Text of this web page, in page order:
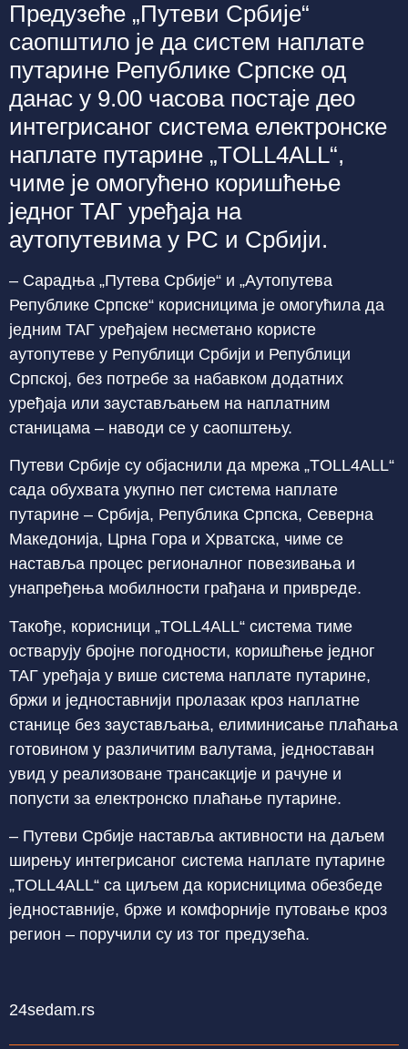
Предузеће „Путеви Србије“
саопштило је да систем наплате
путарине Републике Српске од
данас у 9.00 часова постаје део
интегрисаног система електронске
наплате путарине „TOLL4ALL“,
чиме је омогућено коришћење
једног ТАГ уређаја на
аутопутевима у РС и Србији.
– Сарадња „Путева Србије“ и „Аутопутева
Републике Српске“ корисницима је омогућила да
једним ТАГ уређајем несметано користе
аутопутеве у Републици Србији и Републици
Српској, без потребе за набавком додатних
уређаја или заустављањем на наплатним
станицама – наводи се у саопштењу.
Путеви Србије су објаснили да мрежа „TOLL4ALL“
сада обухвата укупно пет система наплате
путарине – Србија, Република Српска, Северна
Македонија, Црна Гора и Хрватска, чиме се
наставља процес регионалног повезивања и
унапређења мобилности грађана и привреде.
Такође, корисници „TOLL4ALL“ система тиме
остварују бројне погодности, коришћење једног
ТАГ уређаја у више система наплате путарине,
бржи и једноставнији пролазак кроз наплатне
станице без заустављања, елиминисање плаћања
готовином у различитим валутама, једноставан
увид у реализоване трансакције и рачуне и
попусти за електронско плаћање путарине.
– Путеви Србије наставља активности на даљем
ширењу интегрисаног система наплате путарине
„TOLL4ALL“ са циљем да корисницима обезбеде
једноставније, брже и комфорније путовање кроз
регион – поручили су из тог предузећа.
24sedam.rs